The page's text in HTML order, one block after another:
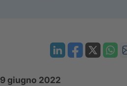
9 giugno 2022